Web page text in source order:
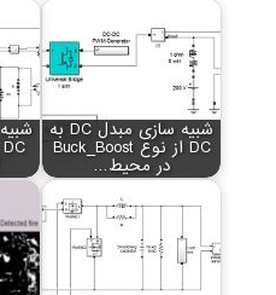
شبیه سازی مبدل DC به
DC از نوع Buck_Boost
در محیط…